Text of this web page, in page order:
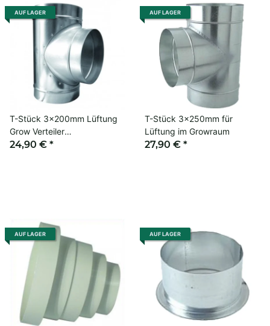
AUF LAGER
T-Stück 3x200mm Lüftung
Grow Verteiler
Belüftungskanal Zubehör
24,90 € *
AUF LAGER
T-Stück 3x250mm für
Lüftung im Growraum
27,90 € *
AUF LAGER AUF LAGER